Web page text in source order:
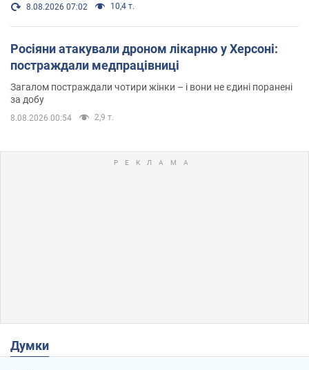
8.08.2026 07:02 10,4 т.
Росіяни атакували дроном лікарню у Херсоні:
постраждали медпрацівниці
Загалом постраждали чотири жінки – і вони не єдині поранені
за добу
8.08.2026 00:54 2,9 т.
Думки